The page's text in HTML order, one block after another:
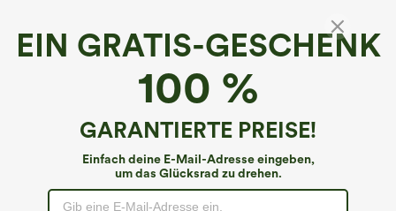
EIN GRATIS-GESCHENK
100 %
GARANTIERTE PREISE!
Einfach deine E-Mail-Adresse eingeben,
um das Glücksrad zu drehen.
Hoppla!